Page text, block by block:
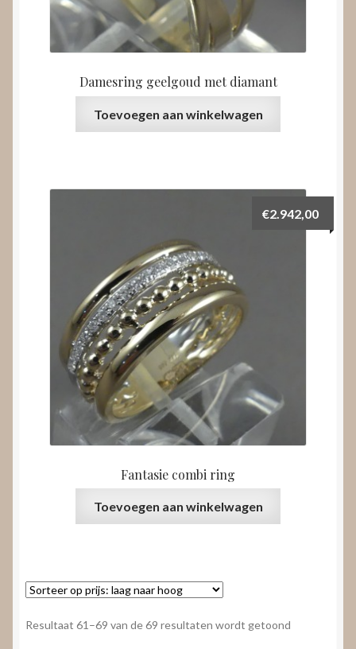
Damesring geelgoud met diamant
Toevoegen aan winkelwagen
Fantasie combi ring
€2.942,00
Toevoegen aan winkelwagen
Resultaat 61–69 van de 69 resultaten wordt getoond